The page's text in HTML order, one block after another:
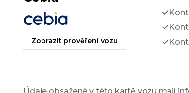
Zobrazit prověření vozu
Údaje obsažené v této kartě vozu mají